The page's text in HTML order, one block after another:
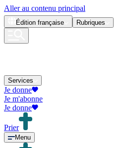
Aller au contenu principal
Édition française Rubriques
Services
Je donne
Je m'abonne
Je donne
Prier
Menu